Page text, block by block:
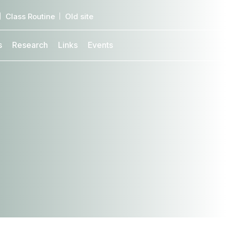
Class Routine Old site
Research Links Events